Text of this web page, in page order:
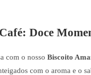
Doce
com o nosso Biscoito
com o aroma e o